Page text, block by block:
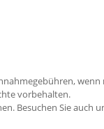
vorbehalten.
Besuchen Sie auch